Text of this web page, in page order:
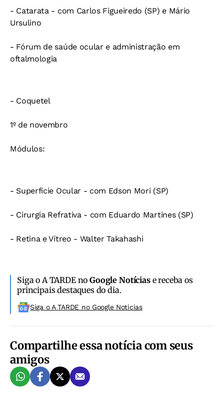
- Catarata - com Carlos Figueiredo (SP) e Mário
Ursulino
- Fórum de saúde ocular e administração em
oftalmologia
- Coquetel
1º de novembro
Módulos:
- Superfície Ocular - com Edson Mori (SP)
- Cirurgia Refrativa - com Eduardo Martines (SP)
- Retina e Vítreo - Walter Takahashi
Siga o A TARDE noGoogle Notíciase receba os
principais destaques do dia.
Siga o A TARDE no Google Noticias
Compartilhe essa notícia com seus
amigos